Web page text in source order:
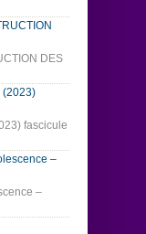
DES
fascicule
–